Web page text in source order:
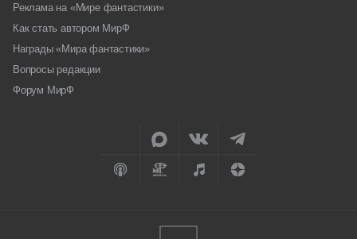
Реклама на «Мире фантастики»
Как стать автором МирФ
Награды «Мира фантастики»
Вопросы редакции
Форум МирФ